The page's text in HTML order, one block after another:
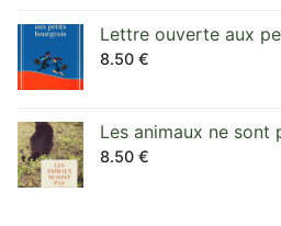
Lettre ouverte aux
8.50 €
Les animaux ne sont
8.50 €